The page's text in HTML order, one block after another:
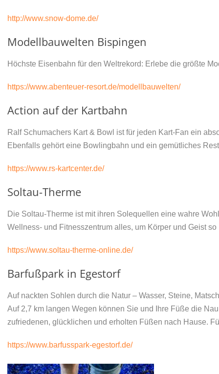
http://www.snow-dome.de/
Modellbauwelten Bispingen
Höchste Eisenbahn für den Weltrekord: Erlebe die größte
https://www.abenteuer-resort.de/modellbauwelten/
Action auf der Kartbahn
Ralf Schumachers Kart & Bowl ist für jeden Kart-Fan ein
Ebenfalls gehört eine Bowlingbahn und ein gemütliches
https://www.rs-kartcenter.de/
Soltau-Therme
Die Soltau-Therme ist mit ihren Solequellen eine wahre
Wellness- und Fitnesszentrum alles, um Körper und Geist
https://www.soltau-therme-online.de/
Barfußpark in Egestorf
Auf nackten Sohlen durch die Natur – Wasser, Steine,
Auf 2,7 km langen Wegen können Sie und Ihre Füße die
zufriedenen, glücklichen und erholten Füßen nach Hause.
https://www.barfusspark-egestorf.de/